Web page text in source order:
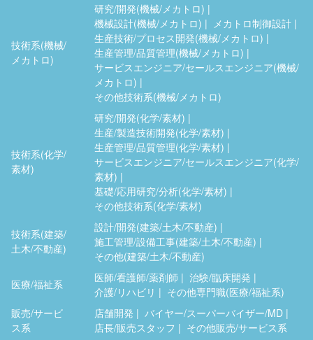
技術系(機械/
メカトロ)
研究/開発(機械/メカトロ)
機械設計(機械/メカトロ)
メカトロ制御設計
生産技術/プロセス開発(機械/メカトロ)
生産管理/品質管理(機械/メカトロ)
サービスエンジニア/セールスエンジニア(機械/
メカトロ)
その他技術系(機械/メカトロ)
技術系(化学/
素材)
研究/開発(化学/素材)
生産/製造技術開発(化学/素材)
生産管理/品質管理(化学/素材)
サービスエンジニア/セールスエンジニア(化学/
素材)
基礎/応用研究/分析(化学/素材)
その他技術系(化学/素材)
技術系(建築/
土木/不動産)
設計/開発(建築/土木/不動産)
施工管理/設備工事(建築/土木/不動産)
その他(建築/土木/不動産)
医療/福祉系
医師/看護師/薬剤師
治験/臨床開発
介護/リハビリ
その他専門職(医療/福祉系)
販売/サービ
ス系
店舗開発
バイヤー/スーパーバイザー/MD
店長/販売スタッフ
その他販売/サービス系